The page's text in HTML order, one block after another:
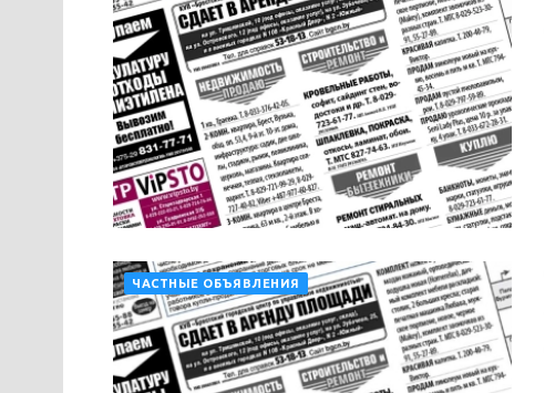
ЧАСТНЫЕ ОБЪЯВЛЕНИЯ